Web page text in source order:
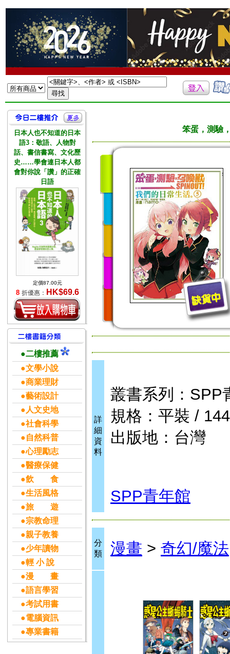
日本人也不知道的日本
語3：敬語、人物對
話、書信書寫、文化歷
史……學會連日本人都
會對你說「讚」的正確
日語
定價87.00元
8 折優惠： HK$69.6
●二樓推薦
●文學小說
●商業理財
●藝術設計
●人文史地
●社會科學
●自然科普
●心理勵志
●醫療保健
●飲 食
●生活風格
●旅 遊
●宗教命理
●親子教養
●少年讀物
●輕 小 說
●漫 畫
●語言學習
●考試用書
●電腦資訊
●專業書籍
笨蛋，測驗
詳
細
資
料
叢書系列：SPP
規格：平裝 /
出版地：台灣
SPP青年館
分
類
漫畫 > 奇幻/魔法